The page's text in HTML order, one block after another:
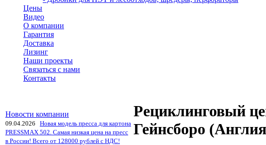
Цены
Видео
О компании
Гарантия
Доставка
Лизинг
Наши проекты
Связаться с нами
Контакты
Новости компании
09.04.2026
Новая модель пресса для картона
PRESSMAX 502. Самая низкая цена на пресс
в России! Всего от 128000 рублей с НДС!
Рециклинговый
Гейнсборо